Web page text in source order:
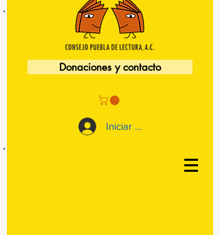
Donaciones y contacto
Iniciar sesión